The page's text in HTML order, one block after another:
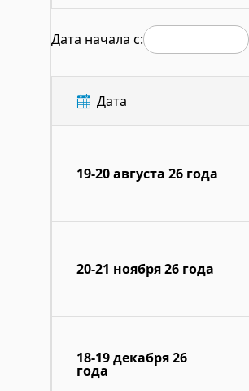
Дата начала с:
Дата
19-20 августа 26 года
20-21 ноября 26 года
18-19 декабря 26
года